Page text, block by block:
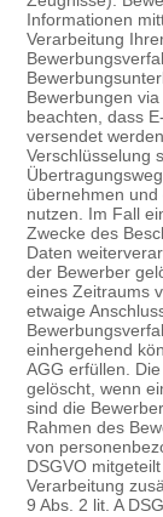
Informationen
Verarbeitung
Bewerbungen
beachten, dass
versendet
Verschlüsselung
übernehmen
nutzen. Im Fall
Zwecke des
Daten
der Bewerber
eines Zeitraums
etwaige
einhergehend
AGG erfüllen.
gelöscht, wenn
sind die
Rahmen des
von
DSGVO
Verarbeitung
9 Abs. 2 lit. A